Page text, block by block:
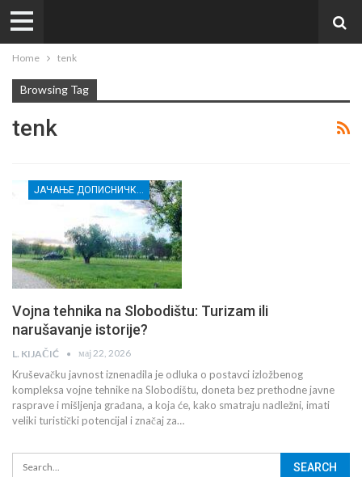
Home tenk
Browsing Tag
tenk
ЈАЧАЊЕ ДОПИСНИЧКЕ МРЕЖЕ НЕЗАВИСНИХ МЕДИЈА У РАСИНСКОМ ОКРУГУ
Vojna tehnika na Slobodištu: Turizam ili
narušavanje istorije?
L. KIJAČIĆ мај 22, 2026
Kruševačku javnost iznenadila je odluka o postavci izložbenog
kompleksa vojne tehnike na Slobodištu, doneta bez prethodne javne
rasprave i mišljenja građana, a koja će, kako smatraju nadležni, imati
veliki turistički potencijal i značaj za…